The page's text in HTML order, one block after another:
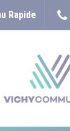
Rapide